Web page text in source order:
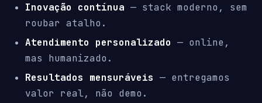
Inovação contínua — stack moderno, sem
roubar atalho.
Atendimento personalizado — online,
mas humanizado.
Resultados mensuráveis — entregamos
valor real, não demo.